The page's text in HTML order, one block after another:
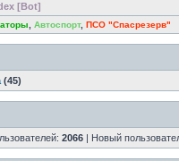
[Bot]
Автоспорт, ПСО "Спасрезерв"
(45)
2066 | Новый